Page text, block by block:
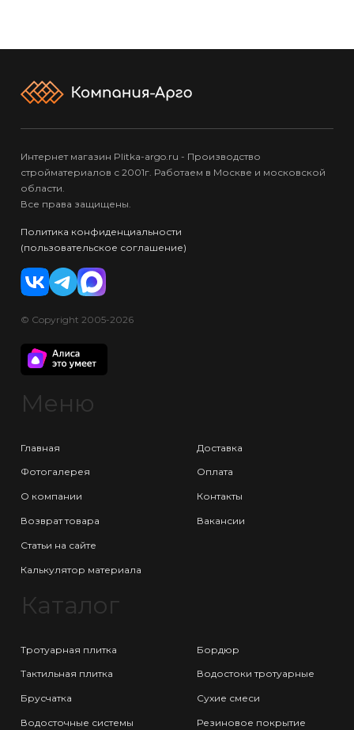
Интернет магазин Plitka-argo.ru - Производство
стройматериалов с 2001г. Работаем в Москве и московской
области.
Все права защищены.
Политика конфиденциальности
(пользовательское соглашение)
© Copyright 2005-2026
Меню
Главная
Фотогалерея
О компании
Возврат товара
Статьи на сайте
Калькулятор материала
Доставка
Оплата
Контакты
Вакансии
Каталог
Тротуарная плитка
Тактильная плитка
Брусчатка
Водосточные системы
Бордюр
Водостоки тротуарные
Сухие смеси
Резиновое покрытие